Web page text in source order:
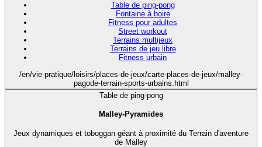
Table de ping-pong
Fontaine à boire
Fitness pour adultes
Street workout
Terrains multijeux
Terrains de jeu libre
Fitness urbain
/en/vie-pratique/loisirs/places-de-jeux/carte-places-de-jeux/malley-
pagode-terrain-sports-urbains.html
Table de ping-pong
Malley-Pyramides
Jeux dynamiques et toboggan géant à proximité du Terrain d'aventure
de Malley